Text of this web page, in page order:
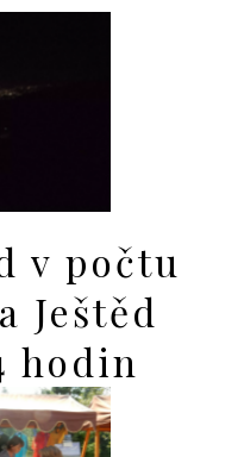
v počtu
Ještěd
hodin